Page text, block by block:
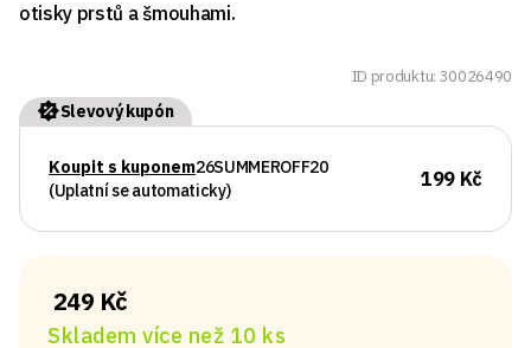
otisky prstů a šmouhami.
ID produktu: 30026490
Slevový kupón
Koupit s kuponem26SUMMEROFF20
(Uplatní se automaticky)
199 Kč
249 Kč
Skladem více než 10 ks